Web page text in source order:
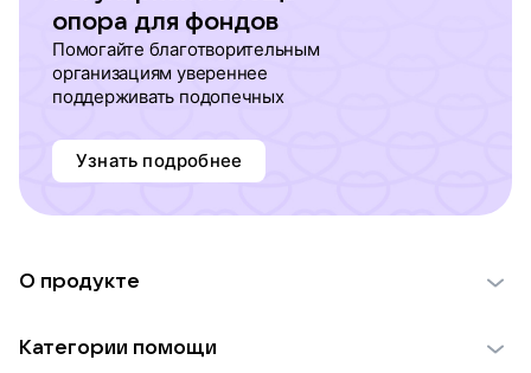
опора для фондов
Помогайте благотворительным
организациям увереннее
поддерживать подопечных
Узнать подробнее
О продукте
Категории помощи